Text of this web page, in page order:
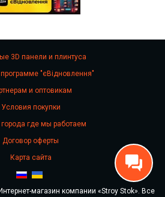
3D панели и плинтуса
"єВідновлення"
и оптовикам
Условия покупки
города где мы работаем
Договор оферты
Карта сайта
магазин компании «Stroy Stok». Все